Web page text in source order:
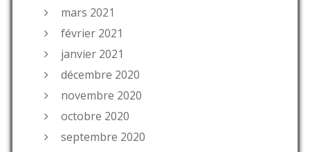
mars 2021
février 2021
janvier 2021
décembre 2020
novembre 2020
octobre 2020
septembre 2020